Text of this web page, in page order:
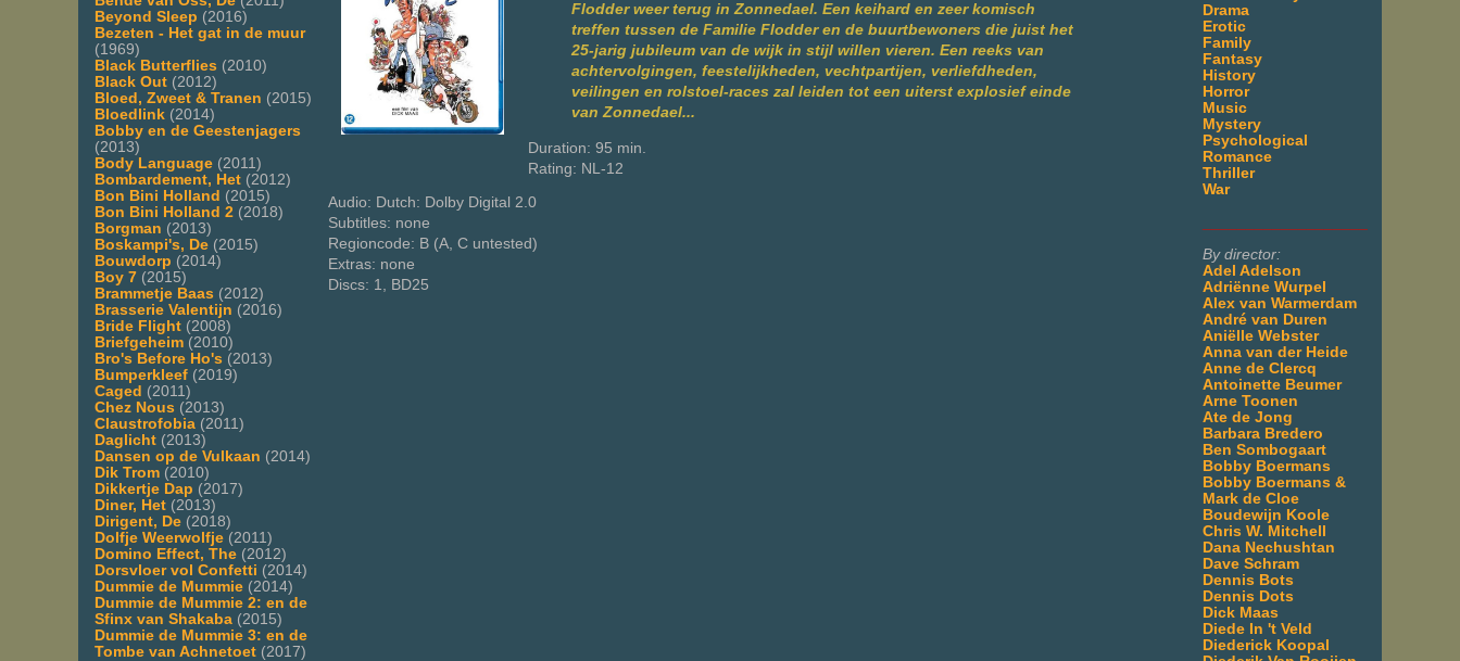
Beyond Sleep (2016)
Bezeten - Het gat in de muur
(1969)
Black Butterflies (2010)
Black Out (2012)
Bloed, Zweet & Tranen (2015)
Bloedlink (2014)
Bobby en de Geestenjagers
(2013)
Body Language (2011)
Bombardement, Het (2012)
Bon Bini Holland (2015)
Bon Bini Holland 2 (2018)
Borgman (2013)
Boskampi's, De (2015)
Bouwdorp (2014)
Boy 7 (2015)
Brammetje Baas (2012)
Brasserie Valentijn (2016)
Bride Flight (2008)
Briefgeheim (2010)
Bro's Before Ho's (2013)
Bumperkleef (2019)
Caged (2011)
Chez Nous (2013)
Claustrofobia (2011)
Daglicht (2013)
Dansen op de Vulkaan (2014)
Dik Trom (2010)
Dikkertje Dap (2017)
Diner, Het (2013)
Dirigent, De (2018)
Dolfje Weerwolfje (2011)
Domino Effect, The (2012)
Dorsvloer vol Confetti (2014)
Dummie de Mummie (2014)
Dummie de Mummie 2: en de
Sfinx van Shakaba (2015)
Dummie de Mummie 3: en de
Tombe van Achnetoet (2017)
Drama
Erotic
Family
Fantasy
History
Horror
Music
Mystery
Psychological
Romance
Thriller
War
By director:
Adel Adelson
Adriënne Wurpel
Alex van Warmerdam
André van Duren
Aniëlle Webster
Anna van der Heide
Anne de Clercq
Antoinette Beumer
Arne Toonen
Ate de Jong
Barbara Bredero
Ben Sombogaart
Bobby Boermans
Bobby Boermans &
Mark de Cloe
Boudewijn Koole
Chris W. Mitchell
Dana Nechushtan
Dave Schram
Dennis Bots
Dennis Dots
Dick Maas
Diede In 't Veld
Diederick Koopal
Flodder weer terug in Zonnedael. Een keihard en zeer komisch
treffen tussen de Familie Flodder en de buurtbewoners die juist het
25-jarig jubileum van de wijk in stijl willen vieren. Een reeks van
achtervolgingen, feestelijkheden, vechtpartijen, verliefdheden,
veilingen en rolstoel-races zal leiden tot een uiterst explosief einde
van Zonnedael...
Duration: 95 min.
Rating: NL-12
Audio: Dutch: Dolby Digital 2.0
Subtitles: none
Regioncode: B (A, C untested)
Extras: none
Discs: 1, BD25